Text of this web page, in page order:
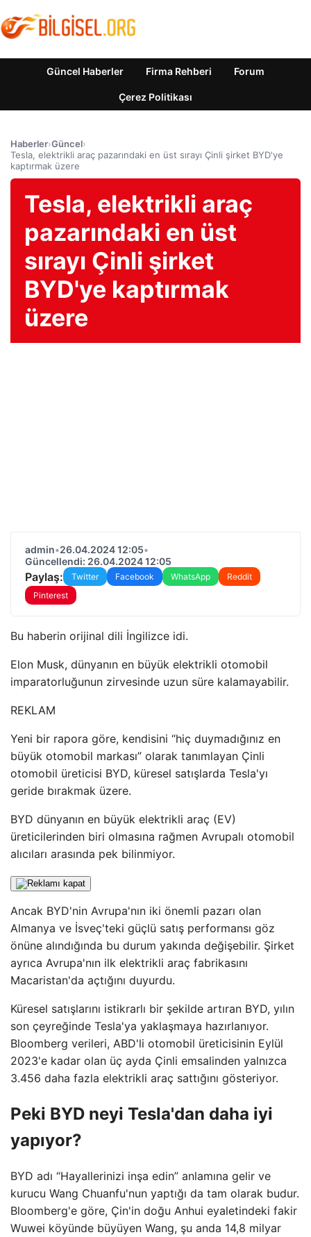
Güncel Haberler Firma Rehberi Forum
Çerez Politikası
Haberler›Güncel›
Tesla, elektrikli araç pazarındaki en üst sırayı Çinli şirket BYD'ye
kaptırmak üzere
Tesla, elektrikli araç
pazarındaki en üst
sırayı Çinli şirket
BYD'ye kaptırmak
üzere
admin•26.04.2024 12:05•
Güncellendi: 26.04.2024 12:05
Paylaş: Twitter Facebook WhatsApp
Reddit
Pinterest
Bu haberin orijinal dili İngilizce idi.
Elon Musk, dünyanın en büyük elektrikli otomobil
imparatorluğunun zirvesinde uzun süre kalamayabilir.
REKLAM
Yeni bir rapora göre, kendisini “hiç duymadığınız en
büyük otomobil markası” olarak tanımlayan Çinli
otomobil üreticisi BYD, küresel satışlarda Tesla'yı
geride bırakmak üzere.
BYD dünyanın en büyük elektrikli araç (EV)
üreticilerinden biri olmasına rağmen Avrupalı ​​otomobil
alıcıları arasında pek bilinmiyor.
Ancak BYD'nin Avrupa'nın iki önemli pazarı olan
Almanya ve İsveç'teki güçlü satış performansı göz
önüne alındığında bu durum yakında değişebilir. Şirket
ayrıca Avrupa'nın ilk elektrikli araç fabrikasını
Macaristan'da açtığını duyurdu.
Küresel satışlarını istikrarlı bir şekilde artıran BYD, yılın
son çeyreğinde Tesla'ya yaklaşmaya hazırlanıyor.
Bloomberg verileri, ABD'li otomobil üreticisinin Eylül
2023'e kadar olan üç ayda Çinli emsalinden yalnızca
3.456 daha fazla elektrikli araç sattığını gösteriyor.
Peki BYD neyi Tesla'dan daha iyi
yapıyor?
BYD adı “Hayallerinizi inşa edin” anlamına gelir ve
kurucu Wang Chuanfu'nun yaptığı da tam olarak budur.
Bloomberg'e göre, Çin'in doğu Anhui eyaletindeki fakir
Wuwei köyünde büyüyen Wang, şu anda 14,8 milyar